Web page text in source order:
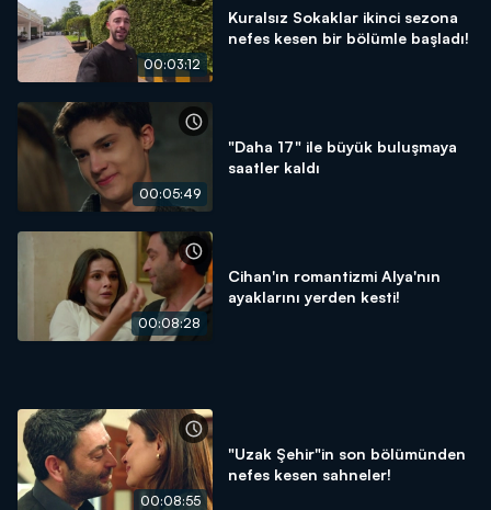
00:03:12
Kuralsız Sokaklar ikinci sezona
nefes kesen bir bölümle başladı!
00:05:49
"Daha 17" ile büyük buluşmaya
saatler kaldı
00:08:28
Cihan'ın romantizmi Alya'nın
ayaklarını yerden kesti!
00:08:55
"Uzak Şehir"in son bölümünden
nefes kesen sahneler!